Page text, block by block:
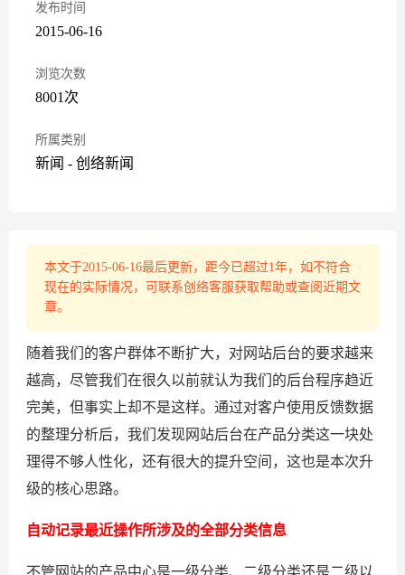
发布时间
2015-06-16
浏览次数
8001次
所属类别
新闻 - 创络新闻
本文于2015-06-16最后更新，距今已超过1年，如不符合
现在的实际情况，可联系创络客服获取帮助或查阅近期文
章。
随着我们的客户群体不断扩大，对网站后台的要求越来
越高，尽管我们在很久以前就认为我们的后台程序趋近
完美，但事实上却不是这样。通过对客户使用反馈数据
的整理分析后，我们发现网站后台在产品分类这一块处
理得不够人性化，还有很大的提升空间，这也是本次升
级的核心思路。
自动记录最近操作所涉及的全部分类信息
不管网站的产品中心是一级分类、二级分类还是二级以